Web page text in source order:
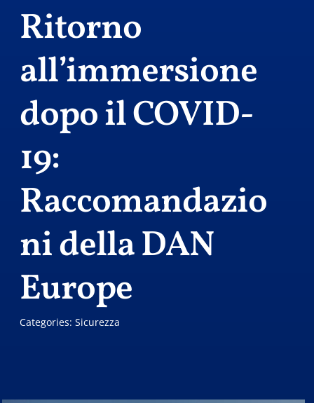
Ritorno
all’immersione
dopo il COVID-
19:
Raccomandazio
ni della DAN
Europe
Categories: Sicurezza